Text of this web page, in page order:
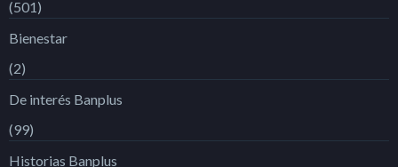
(501)
Bienestar
(2)
De interés Banplus
(99)
Historias Banplus